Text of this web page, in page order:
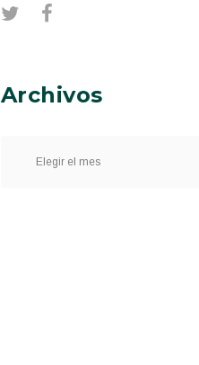
Archivos